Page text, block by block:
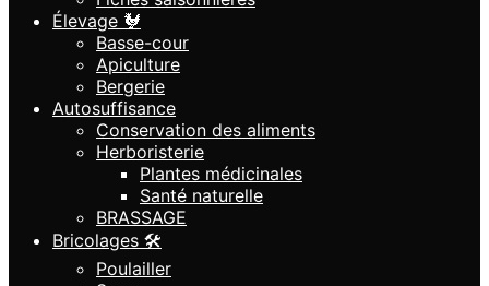
Élevage 🐓
Basse-cour
Apiculture
Bergerie
Autosuffisance
Conservation des aliments
Herboristerie
Plantes médicinales
Santé naturelle
BRASSAGE
Bricolages 🛠️
Poulailler